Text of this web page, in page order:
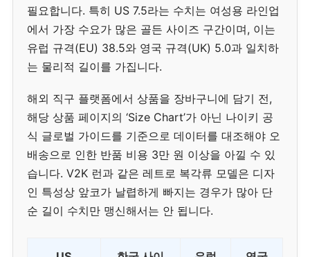
필요합니다. 특히 US 7.5라는 수치는 여성용 라인업
에서 가장 수요가 많은 골든 사이즈 구간이며, 이는
유럽 규격(EU) 38.5와 영국 규격(UK) 5.0과 일치하
는 물리적 길이를 가집니다.
해외 직구 플랫폼에서 상품을 장바구니에 담기 전,
해당 상품 페이지의 ‘Size Chart’가 아닌 나이키 공
식 글로벌 가이드를 기준으로 데이터를 대조해야 오
배송으로 인한 반품 비용 3만 원 이상을 아낄 수 있
습니다. V2K 런과 같은 레트로 복각류 모델은 디자
인 특성상 앞코가 날렵하게 빠지는 경우가 많아 단
순 길이 수치만 맹신해서는 안 됩니다.